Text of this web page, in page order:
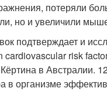
потеряли
но и увеличили
подтверждает и
risk
в Австралии.
в организме